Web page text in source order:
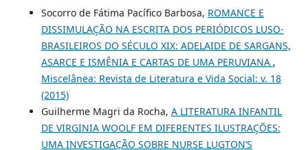
Socorro de Fátima Pacífico Barbosa, ROMANCE E
DISSIMULAÇÃO NA ESCRITA DOS PERIÓDICOS LUSO-
BRASILEIROS DO SÉCULO XIX: ADELAIDE DE SARGANS,
ASARCE E ISMÊNIA E CARTAS DE UMA PERUVIANA ,
Miscelânea: Revista de Literatura e Vida Social: v. 18
(2015)
Guilherme Magri da Rocha, A LITERATURA INFANTIL
DE VIRGINIA WOOLF EM DIFERENTES ILUSTRAÇÕES:
UMA INVESTIGAÇÃO SOBRE NURSE LUGTON’S